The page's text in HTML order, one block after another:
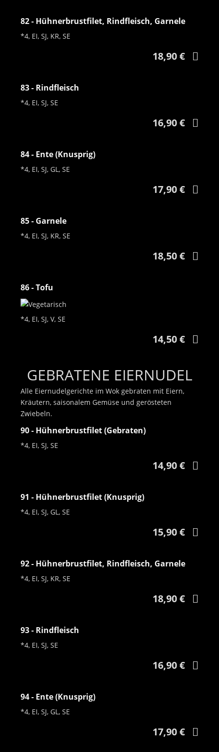
82 - Hühnerbrustfilet, Rindfleisch, Garnele
*4, EI, SJ, KR, SE
18,90 €
83 - Rindfleisch
*4, EI, SJ, SE
16,90 €
84 - Ente (Knusprig)
*4, EI, SJ, GL, SE
17,90 €
85 - Garnele
*4, EI, SJ, KR, SE
18,50 €
86 - Tofu
*4, EI, SJ, V, SE
14,50 €
GEBRATENE EIERNUDEL
Alle Eiernudelgerichte im Wok gebraten mit Eiern,
Kräutern, saisonalem Gemüse und gerösteten
Zwiebeln.
90 - Hühnerbrustfilet (Gebraten)
*4, EI, SJ, SE
14,90 €
91 - Hühnerbrustfilet (Knusprig)
*4, EI, SJ, GL, SE
15,90 €
92 - Hühnerbrustfilet, Rindfleisch, Garnele
*4, EI, SJ, KR, SE
18,90 €
93 - Rindfleisch
*4, EI, SJ, SE
16,90 €
94 - Ente (Knusprig)
*4, EI, SJ, GL, SE
17,90 €